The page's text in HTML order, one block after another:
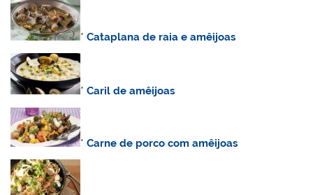
*Cataplana de raia e amêijoas
*Caril de amêijoas
*Carne de porco com amêijoas